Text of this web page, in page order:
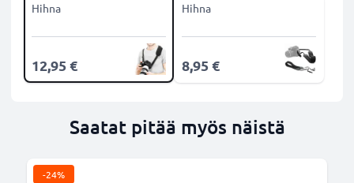
Hihna
12,95 €
Hihna
8,95 €
Saatat pitää myös näistä
-24%